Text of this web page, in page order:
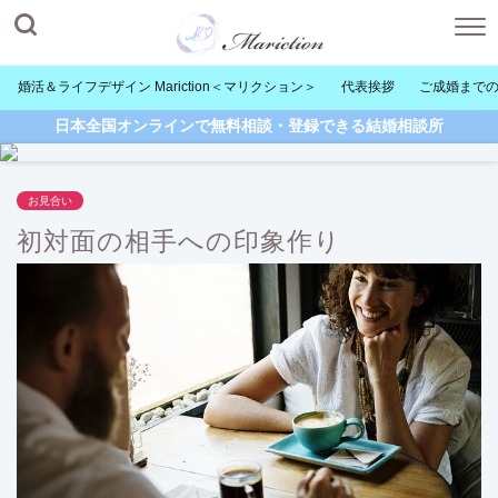
婚活＆ライフデザイン Mariction＜マリクション＞ 代表挨拶 ご成婚まで
日本全国オンラインで無料相談・登録できる結婚相談所
お見合い
初対面の相手への印象作り